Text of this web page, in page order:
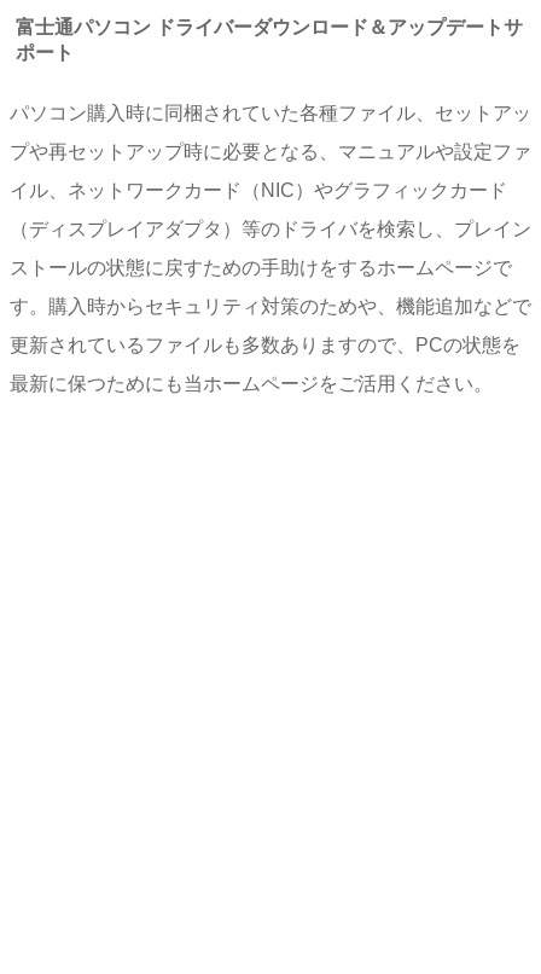
富士通パソコン ドライバーダウンロード＆アップデートサ
ポート
パソコン購入時に同梱されていた各種ファイル、セットアッ
プや再セットアップ時に必要となる、マニュアルや設定ファ
イル、ネットワークカード（NIC）やグラフィックカード
（ディスプレイアダプタ）等のドライバを検索し、プレイン
ストールの状態に戻すための手助けをするホームページで
す。購入時からセキュリティ対策のためや、機能追加などで
更新されているファイルも多数ありますので、PCの状態を
最新に保つためにも当ホームページをご活用ください。